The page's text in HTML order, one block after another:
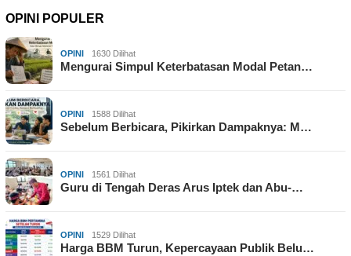
OPINI POPULER
OPINI 1630 Dilihat
Mengurai Simpul Keterbatasan Modal Petan…
OPINI 1588 Dilihat
Sebelum Berbicara, Pikirkan Dampaknya: M…
OPINI 1561 Dilihat
Guru di Tengah Deras Arus Iptek dan Abu-…
OPINI 1529 Dilihat
Harga BBM Turun, Kepercayaan Publik Belu…